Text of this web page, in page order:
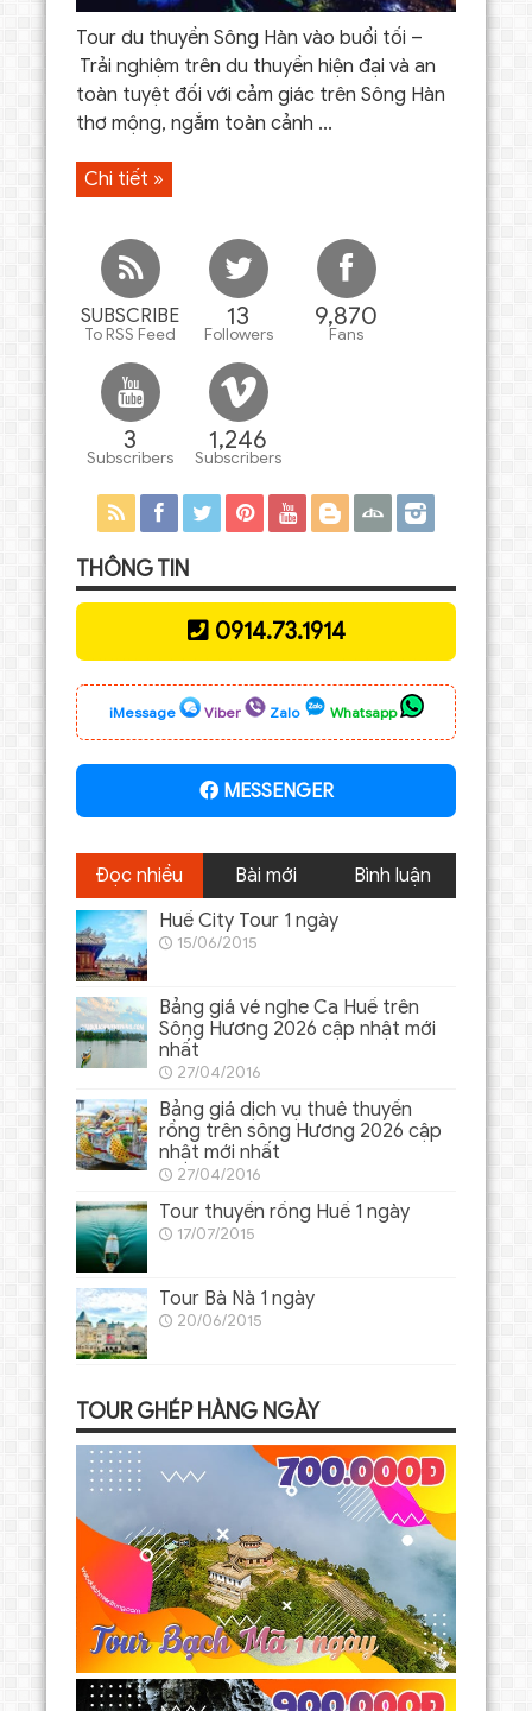
Tour du thuyền Sông Hàn vào buổi tối –
Trải nghiệm trên du thuyền hiện đại và an
toàn tuyệt đối với cảm giác trên Sông Hàn
thơ mộng, ngắm toàn cảnh ...
Chi tiết »
SUBSCRIBE
To RSS Feed
13
Followers
9,870
Fans
3
Subscribers
1,246
Subscribers
THÔNG TIN
0914.73.1914
iMessage Viber Zalo Whatsapp
MESSENGER
Đọc nhiều Bài mới
Bình luận
Huế City Tour 1 ngày
15/06/2015
Bảng giá vé nghe Ca Huế trên
Sông Hương 2026 cập nhật mới
nhất
27/04/2016
Bảng giá dịch vụ thuê thuyền
rồng trên sông Hương 2026 cập
nhật mới nhất
27/04/2016
Tour thuyền rồng Huế 1 ngày
17/07/2015
Tour Bà Nà 1 ngày
20/06/2015
TOUR GHÉP HÀNG NGÀY